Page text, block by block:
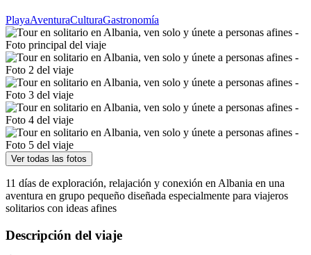
PlayaAventuraCulturaGastronomía
Ver todas las fotos
11 días de exploración, relajación y conexión en Albania en una
aventura en grupo pequeño diseñada especialmente para viajeros
solitarios con ideas afines
Descripción del viaje